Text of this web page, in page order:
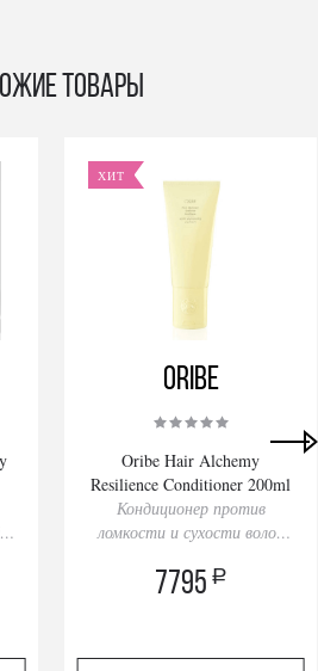
товары
ХИТ
Oribe
Oribe Hair Alchemy
Resilience Conditioner 200ml
Кондиционер против
ломкости и сухости волос
7795 a